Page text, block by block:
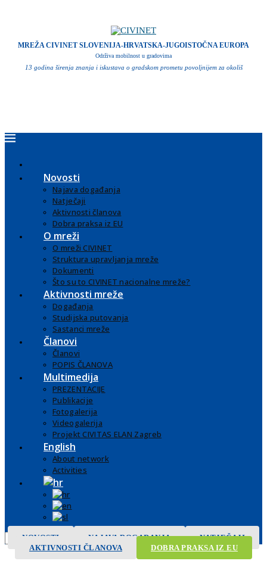
MREŽA CIVINET SLOVENIJA-HRVATSKA-JUGOISTOČNA EUROPA
Održiva mobilnost u gradovima
13 godina širenja znanja i iskustava o gradskom prometu povoljnijem za okoliš
Novosti
Najava događanja
Natječaji
Aktivnosti članova
Dobra praksa iz EU
O mreži
O mreži CIVINET
Struktura upravljanja mreže
Dokumenti
Što su to CIVINET nacionalne mreže?
Aktivnosti mreže
Događanja
Studijska putovanja
Sastanci mreže
Članovi
Članovi
POPIS ČLANOVA
Multimedija
PREZENTACIJE
Publikacije
Fotogalerija
Videogalerija
Projekt CIVITAS ELAN Zagreb
English
About network
Activities
Search
NOVOSTI NAJAVA DOGAĐANJA
NATJEČAJI
AKTIVNOSTI ČLANOVA
DOBRA PRAKSA IZ EU